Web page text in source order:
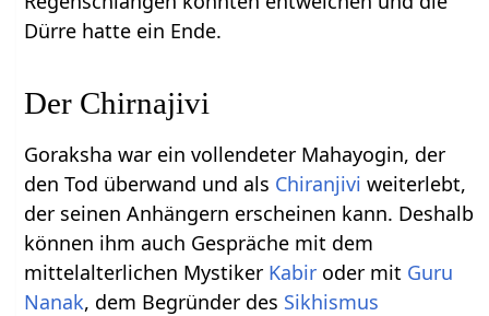
Dürre hatte ein Ende.
Der Chirnajivi
Goraksha war ein vollendeter Mahayogin, der
den Tod überwand und als Chiranjivi weiterlebt,
der seinen Anhängern erscheinen kann. Deshalb
können ihm auch Gespräche mit dem
mittelalterlichen Mystiker Kabir oder mit Guru
Nanak, dem Begründer des Sikhismus